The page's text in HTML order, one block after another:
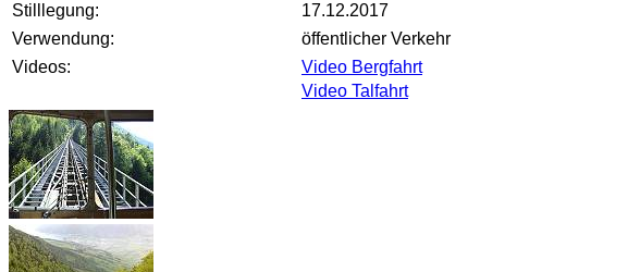
Stilllegung:
17.12.2017
Verwendung:
öffentlicher Verkehr
Videos:
Video Bergfahrt
Video Talfahrt